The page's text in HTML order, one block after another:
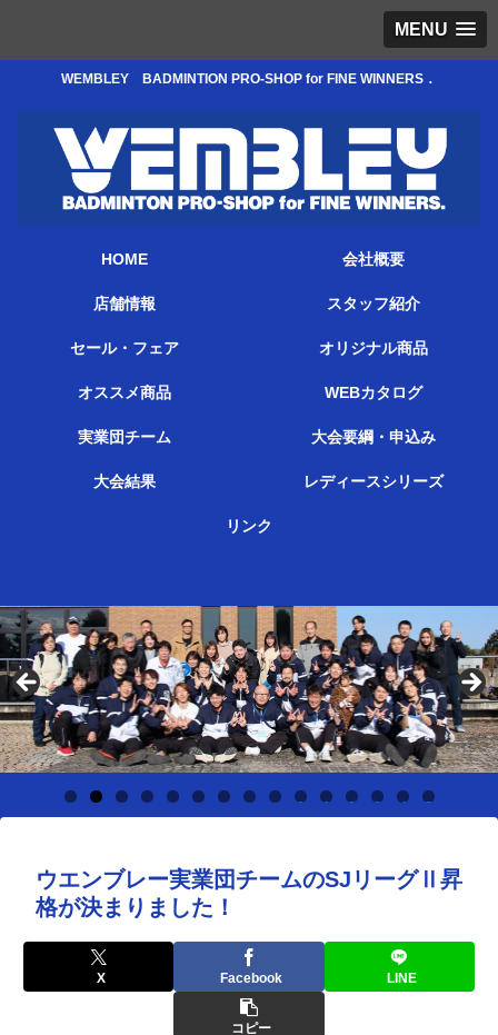
MENU
WEMBLEY BADMINTION PRO-SHOP for FINE WINNERS．
HOME 会社概要
店舗情報 スタッフ紹介
セール・フェア オリジナル商品
オススメ商品 WEBカタログ
実業団チーム 大会要綱・申込み
大会結果 レディースシリーズ
リンク
0 1 2 3 4 5
ウエンブレー実業団チームのSJリーグⅡ昇
格が決まりました！
X Facebook LINE
コピー